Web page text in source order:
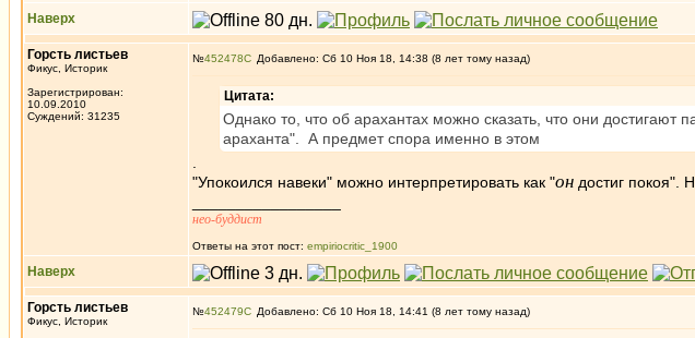
Наверх
Горсть листьев
Фикус, Историк
Зарегистрирован:
10.09.2010
Суждений: 31235
№452478 Добавлено: Сб 10 Ноя 18, 14:38 (8 лет тому назад)
Цитата:
Однако то, что об арахантах можно сказать, что они достигают
араханта". А предмет спора именно в этом
"Упокоился навеки" можно интерпретировать как "он достиг покоя".
нео-буддист
Ответы на этот пост: empiriocritic_1900
Наверх
Горсть листьев
Фикус, Историк
№452479 Добавлено: Сб 10 Ноя 18, 14:41 (8 лет тому назад)